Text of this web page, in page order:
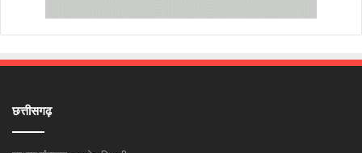
छत्तीसगढ़